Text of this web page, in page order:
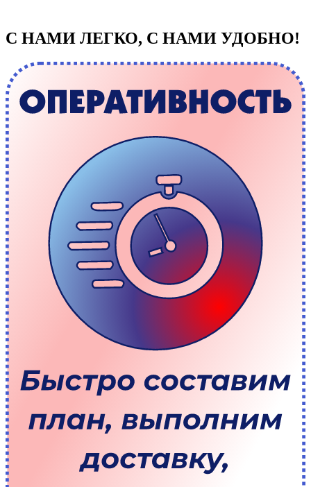
С НАМИ ЛЕГКО, С НАМИ УДОБНО!